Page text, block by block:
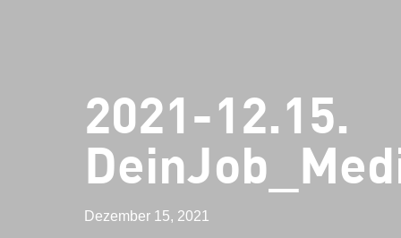
2021-12.15.
Dezember 15, 2021